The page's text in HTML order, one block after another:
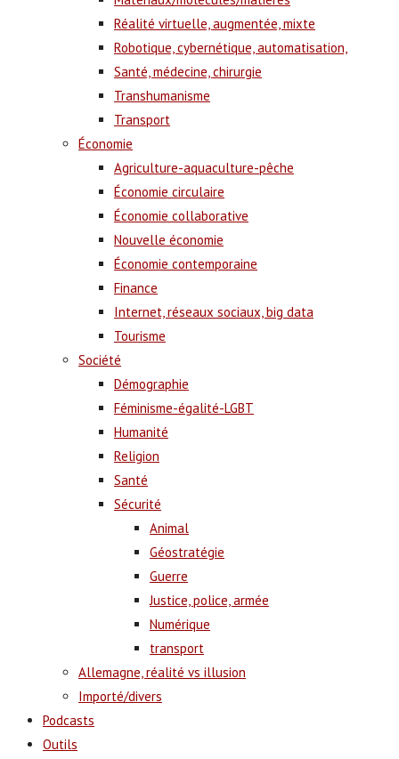
Réalité virtuelle, augmentée, mixte
Robotique, cybernétique, automatisation,
Santé, médecine, chirurgie
Transhumanisme
Transport
Économie
Agriculture-aquaculture-pêche
Économie circulaire
Économie collaborative
Nouvelle économie
Économie contemporaine
Finance
Internet, réseaux sociaux, big data
Tourisme
Société
Démographie
Féminisme-égalité-LGBT
Humanité
Religion
Santé
Sécurité
Animal
Géostratégie
Guerre
Justice, police, armée
Numérique
transport
Allemagne, réalité vs illusion
Importé/divers
Podcasts
Outils